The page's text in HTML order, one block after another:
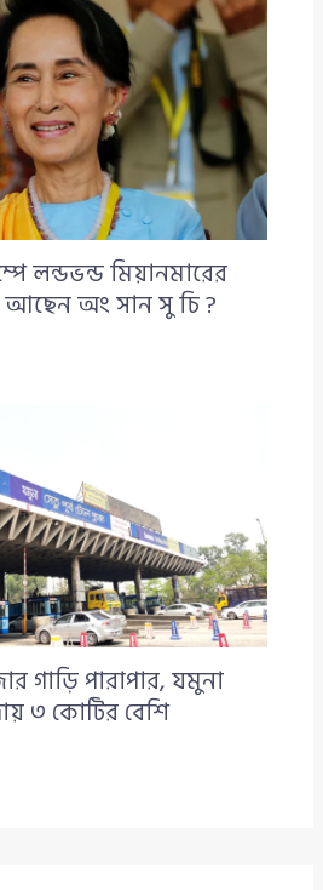
লন্ডভন্ড মিয়ানমারের
অং সান সু চি ?
গাড়ি পারাপার, যমুনা
৩ কোটির বেশি